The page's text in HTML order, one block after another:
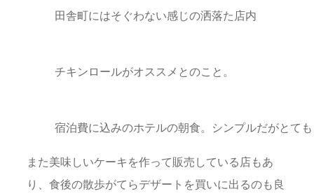
田舎町にはそぐわない感じの洒落た店内
チキンロールがオススメとのこと。
宿泊費に込みのホテルの朝食。シンプルだがとて
また美味しいケーキを作って販売している店もあ
り、食後の散歩がてらデザートを買いに出るのも良